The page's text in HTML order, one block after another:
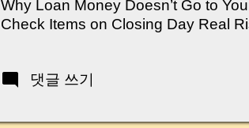
Why Loan Money Doesn’t Go to
Check Items on Closing Day Real
억 원이 한 번에 움직이는 가장 긴장
황이 있었습니다. 또 어떤 분은 이렇
댓글 쓰기